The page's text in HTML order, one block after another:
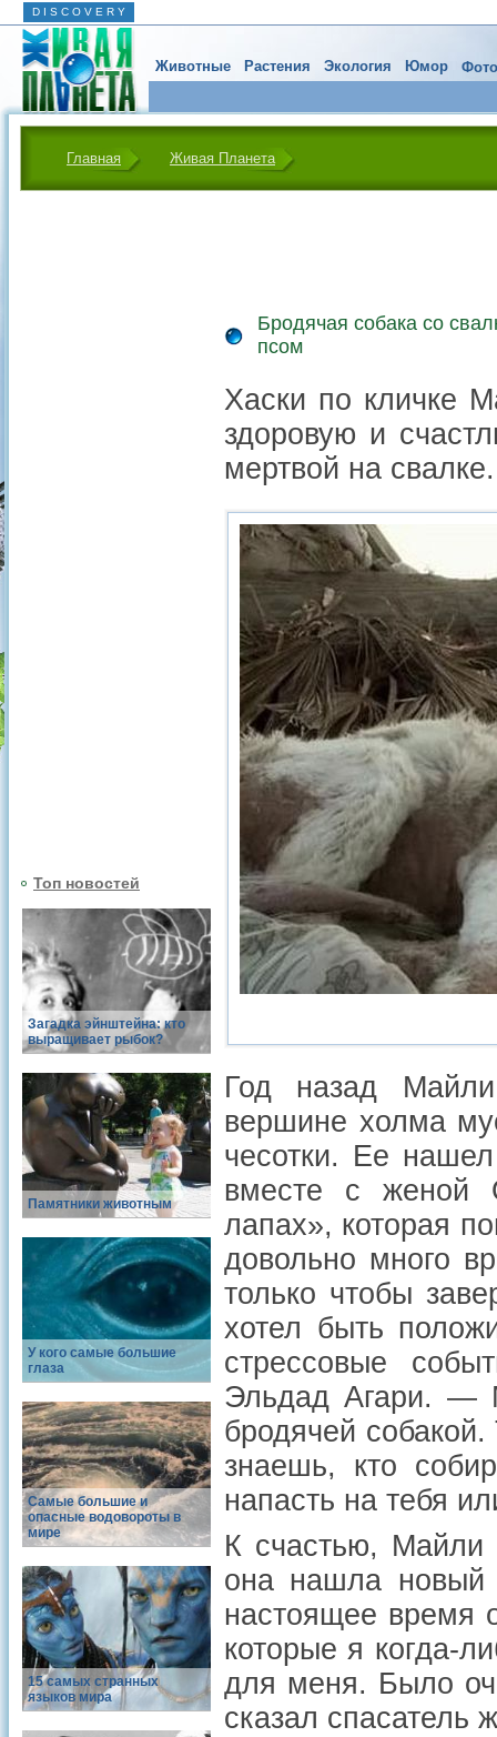
D I S C O V E R Y
Животные Растения Экология Юмор
Главная Живая Планета
Топ новостей
Загадка эйнштейна: кто
выращивает рыбок?
Памятники животным
У кого самые большие
глаза
Самые большие и
опасные водовороты в
мире
15 самых странных
языков мира
Бродячая собака со
псом
Хаски по кличке
здоровую и
мертвой на свалке.
Год назад
вершине холма
чесотки. Ее
вместе с женой
лапах», которая
довольно много
только чтобы
хотел быть
стрессовые
Эльдад Агари. —
бродячей
знаешь, кто
напасть на тебя
К счастью, Майли
она нашла новый
настоящее время
которые я когда-
для меня. Было
сказал спасатель